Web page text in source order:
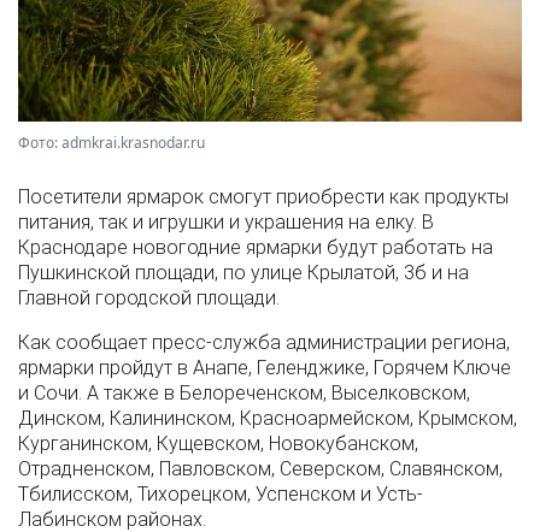
Фото: admkrai.krasnodar.ru
Посетители ярмарок смогут приобрести как продукты
питания, так и игрушки и украшения на елку. В
Краснодаре новогодние ярмарки будут работать на
Пушкинской площади, по улице Крылатой, 3б и на
Главной городской площади.
Как сообщает пресс-служба администрации региона,
ярмарки пройдут в Анапе, Геленджике, Горячем Ключе
и Сочи. А также в Белореченском, Выселковском,
Динском, Калининском, Красноармейском, Крымском,
Курганинском, Кущевском, Новокубанском,
Отрадненском, Павловском, Северском, Славянском,
Тбилисском, Тихорецком, Успенском и Усть-
Лабинском районах.